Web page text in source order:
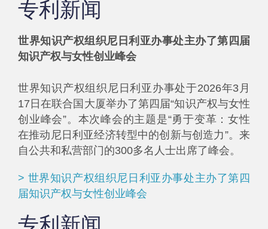
专利新闻
世界知识产权组织尼日利亚办事处主办了第四届
知识产权与女性创业峰会
世界知识产权组织尼日利亚办事处于2026年3月
17日在联合国大厦举办了第四届“知识产权与女性
创业峰会”。本次峰会的主题是“勇于变革：女性
在推动尼日利亚经济转型中的创新与创造力”。来
自公共和私营部门的300多名人士出席了峰会。
> 世界知识产权组织尼日利亚办事处主办了第四
届知识产权与女性创业峰会